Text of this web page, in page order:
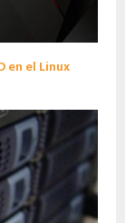
en el Linux